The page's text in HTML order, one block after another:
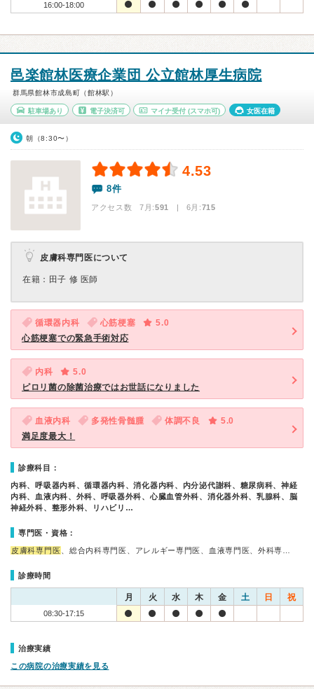
16:00-18:00
邑楽館林医療企業団 公立館林厚生病院
群馬県館林市成島町（館林駅）
駐車場あり 電子決済可 マイナ受付 (スマホ可) 女医在籍
朝（8:30〜）
4.53
8件
アクセス数 7月:591 | 6月:715
皮膚科専門医について
在籍：田子 修 医師
循環器内科 心筋梗塞
5.0
心筋梗塞での緊急手術対応
内科
5.0
ピロリ菌の除菌治療ではお世話になりました
血液内科 多発性骨髄腫 体調不良
5.0
満足度最大！
診療科目：
内科、呼吸器内科、循環器内科、消化器内科、内分泌代謝科、糖尿病科、神経
内科、血液内科、外科、呼吸器外科、心臓血管外科、消化器外科、乳腺科、脳
神経外科、整形外科、リハビリ…
専門医・資格：
皮膚科専門医 、総合内科専門医、アレルギー専門医、血液専門医、外科専…
診療時間
月 火 水 木 金 土 日 祝
08:30-17:15
治療実績
この病院の治療実績を見る